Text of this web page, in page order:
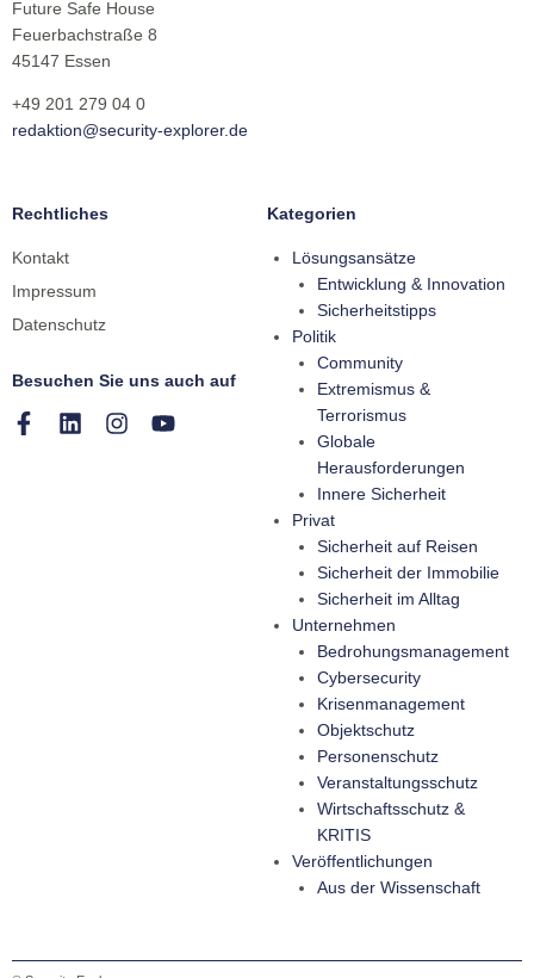
Future Safe House
Feuerbachstraße 8
45147 Essen
+49 201 279 04 0
redaktion@security-explorer.de
Rechtliches
Kontakt
Impressum
Datenschutz
Besuchen Sie uns auch auf
Kategorien
Lösungsansätze
Entwicklung & Innovation
Sicherheitstipps
Politik
Community
Extremismus &
Terrorismus
Globale
Herausforderungen
Innere Sicherheit
Privat
Sicherheit auf Reisen
Sicherheit der Immobilie
Sicherheit im Alltag
Unternehmen
Bedrohungsmanagement
Cybersecurity
Krisenmanagement
Objektschutz
Personenschutz
Veranstaltungsschutz
Wirtschaftsschutz &
KRITIS
Veröffentlichungen
Aus der Wissenschaft